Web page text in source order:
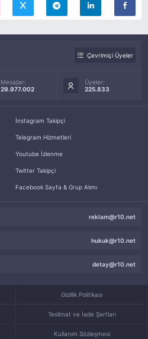
Çevrimiçi Üyeler
Mesajlar:
29.977.002
Üyeler:
225.833
İnstagram Takipçi
Telegram Hizmetleri
Youtube İzlenme
Twitter Takipçi
Facebook Sayfa & Grup Alımı
reklam@r10.net
hukuk@r10.net
detay@r10.net
Gizlilik Politikası
Teslimat ve İade Şartları
Kullanım Sözleşmesi